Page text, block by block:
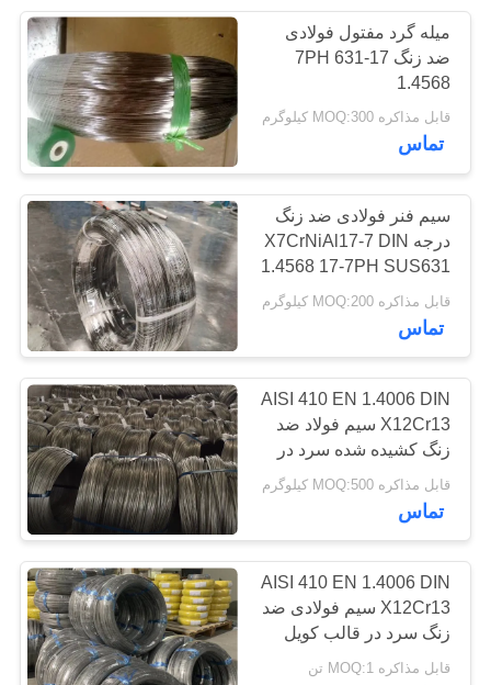
ورق فولاد ضد زنگ و
کویل
372
سیم فولادی ضد زنگ
97
نوار فولادی ضد زنگ
275
میله گرد مفتول فولادی
ضد زنگ 17-7PH 631
1.4568
قابل مذاکره MOQ:300 کیلوگرم
تماس
سیم فنر فولادی ضد زنگ
درجه X7CrNiAl17-7 DIN
1.4568 17-7PH SUS631
قابل مذاکره MOQ:200 کیلوگرم
تماس
AISI 410 EN 1.4006 DIN
X12Cr13 سیم فولاد ضد
زنگ کشیده شده سرد در
کویل
قابل مذاکره MOQ:500 کیلوگرم
تماس
AISI 410 EN 1.4006 DIN
X12Cr13 سیم فولادی ضد
زنگ سرد در قالب کویل
قابل مذاکره MOQ:1 تن